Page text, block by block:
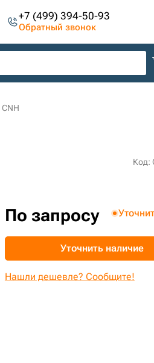
+7 (499) 394-50-93
Обратный звонок
Код:
По запросу
Уточнить наличие
Нашли дешевле? Сообщите!